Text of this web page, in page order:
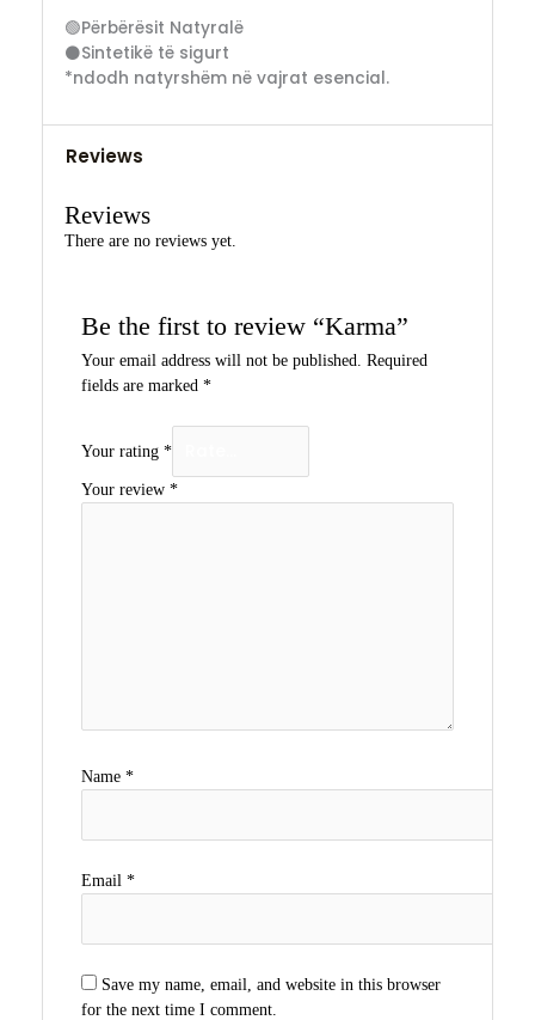
🟢Përbërësit Natyralë
⚫Sintetikë të sigurt
*ndodh natyrshëm në vajrat esencial.
Reviews
Reviews
There are no reviews yet.
Be the first to review “Karma”
Your email address will not be published. Required
fields are marked *
Your rating *
Your review *
Name *
Email *
Save my name, email, and website in this browser
for the next time I comment.